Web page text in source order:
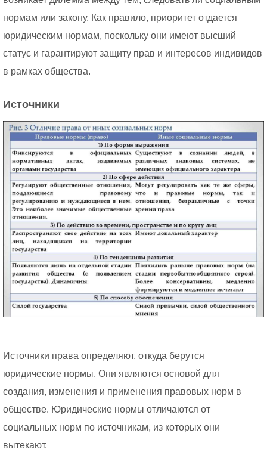
нормам или закону. Как правило, приоритет отдается
юридическим нормам, поскольку они имеют высший
статус и гарантируют защиту прав и интересов индивидов
в рамках общества.
Источники
Источники права определяют, откуда берутся
юридические нормы. Они являются основой для
создания, изменения и применения правовых норм в
обществе. Юридические нормы отличаются от
социальных норм по источникам, из которых они
вытекают.